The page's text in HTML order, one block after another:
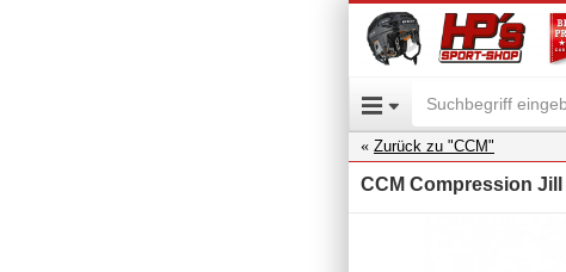
Zurück zu "CCM"
CCM Compression